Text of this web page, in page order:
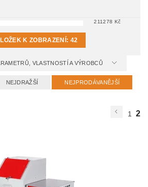
211278 Kč
K ZOBRAZENÍ: 42
VLASTNOSTÍ A VÝROBCŮ
NEJDRAŽŠÍ NEJPRODÁVANĚJŠÍ
1 2